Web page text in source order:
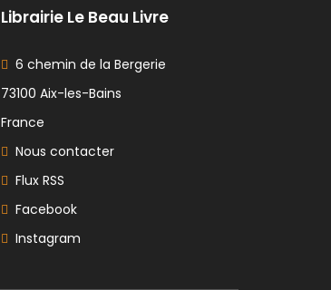
Librairie Le Beau Livre
6 chemin de la Bergerie
73100 Aix-les-Bains
France
Nous contacter
Flux RSS
Facebook
Instagram